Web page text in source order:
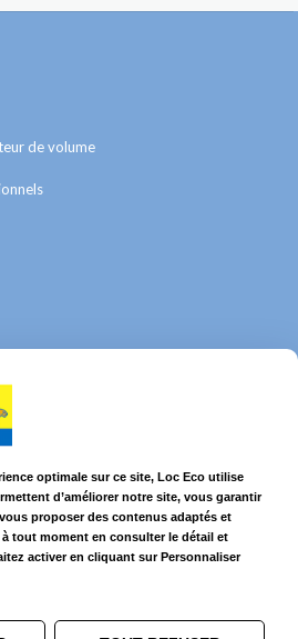
de volume
optimale sur ce site, Loc Eco utilise
d’améliorer notre site, vous garantir
proposer des contenus adaptés et
tout moment en consulter le détail et
activer en cliquant sur Personnaliser